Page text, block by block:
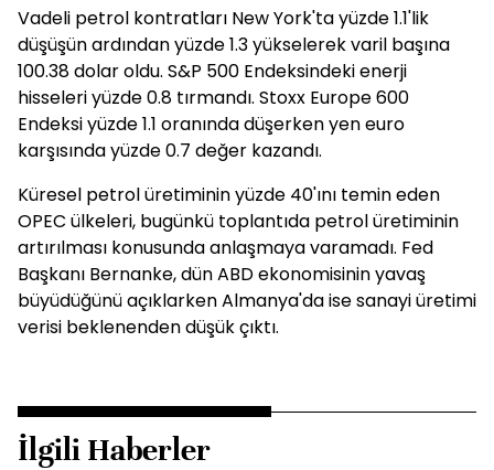
Vadeli petrol kontratları New York'ta yüzde 1.1'lik
düşüşün ardından yüzde 1.3 yükselerek varil başına
100.38 dolar oldu. S&P 500 Endeksindeki enerji
hisseleri yüzde 0.8 tırmandı. Stoxx Europe 600
Endeksi yüzde 1.1 oranında düşerken yen euro
karşısında yüzde 0.7 değer kazandı.
Küresel petrol üretiminin yüzde 40'ını temin eden
OPEC ülkeleri, bugünkü toplantıda petrol üretiminin
artırılması konusunda anlaşmaya varamadı. Fed
Başkanı Bernanke, dün ABD ekonomisinin yavaş
büyüdüğünü açıklarken Almanya'da ise sanayi üretimi
verisi beklenenden düşük çıktı.
İlgili Haberler